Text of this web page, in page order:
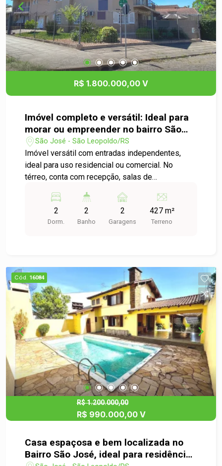
e bem localizados de São Leopoldo.
R$ 1.800.000,00 V
Imóvel completo e versátil: Ideal para
morar ou empreender no bairro São
José!
São José - São Leopoldo/RS
Imóvel versátil com entradas independentes,
ideal para uso residencial ou comercial. No
térreo, conta com recepção, salas de
integrada ao espaço gourmet e divisórias em
gesso para fácil adaptação. No pavimento
superior, oferece cozinha ampla, área de serviço,
completa que integra moradia, lazer e trabalho
em um só lugar.
2
Dorm.
2
Banho
2
Garagens
427 m²
Terreno
Cód. 16084
R$ 1.200.000,00
R$ 990.000,00 V
Casa espaçosa e bem localizada no
Bairro São José, ideal para residência,